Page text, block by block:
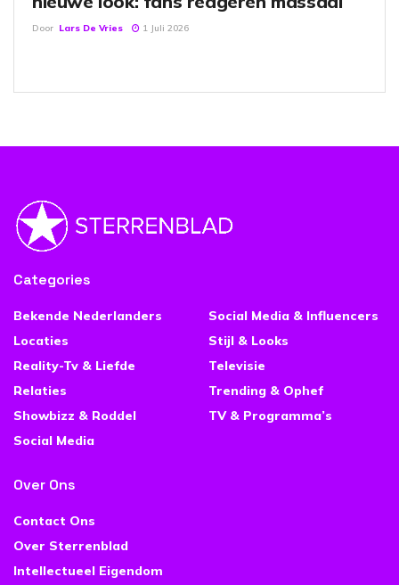
Door Lars De Vries 1 Juli 2026
Categories
Bekende Nederlanders
Locaties
Reality-Tv & Liefde
Relaties
Showbizz & Roddel
Social Media
Social Media & Influencers
Stijl & Looks
Televisie
Trending & Ophef
TV & Programma’s
Over Ons
Contact Ons
Over Sterrenblad
Intellectueel Eigendom